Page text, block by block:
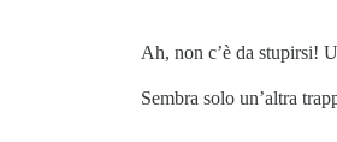
Ah, non c’è da stupirsi!
Sembra solo un’altra